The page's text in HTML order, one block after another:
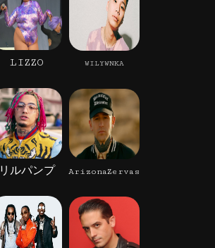
LIZZO WILYWNKA
リルパンプ ArizonaZervas